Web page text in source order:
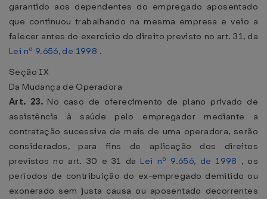
garantido aos dependentes do empregado aposentado
que continuou trabalhando na mesma empresa e veio a
falecer antes do exercício do direito previsto no art. 31, da
Lei nº 9.656, de 1998 .
Seção IX
Da Mudança de Operadora
Art. 23. No caso de oferecimento de plano privado de
assistência à saúde pelo empregador mediante a
contratação sucessiva de mais de uma operadora, serão
considerados, para fins de aplicação dos direitos
previstos no art. 30 e 31 da Lei nº 9.656, de 1998 , os
períodos de contribuição do ex-empregado demitido ou
exonerado sem justa causa ou aposentado decorrentes